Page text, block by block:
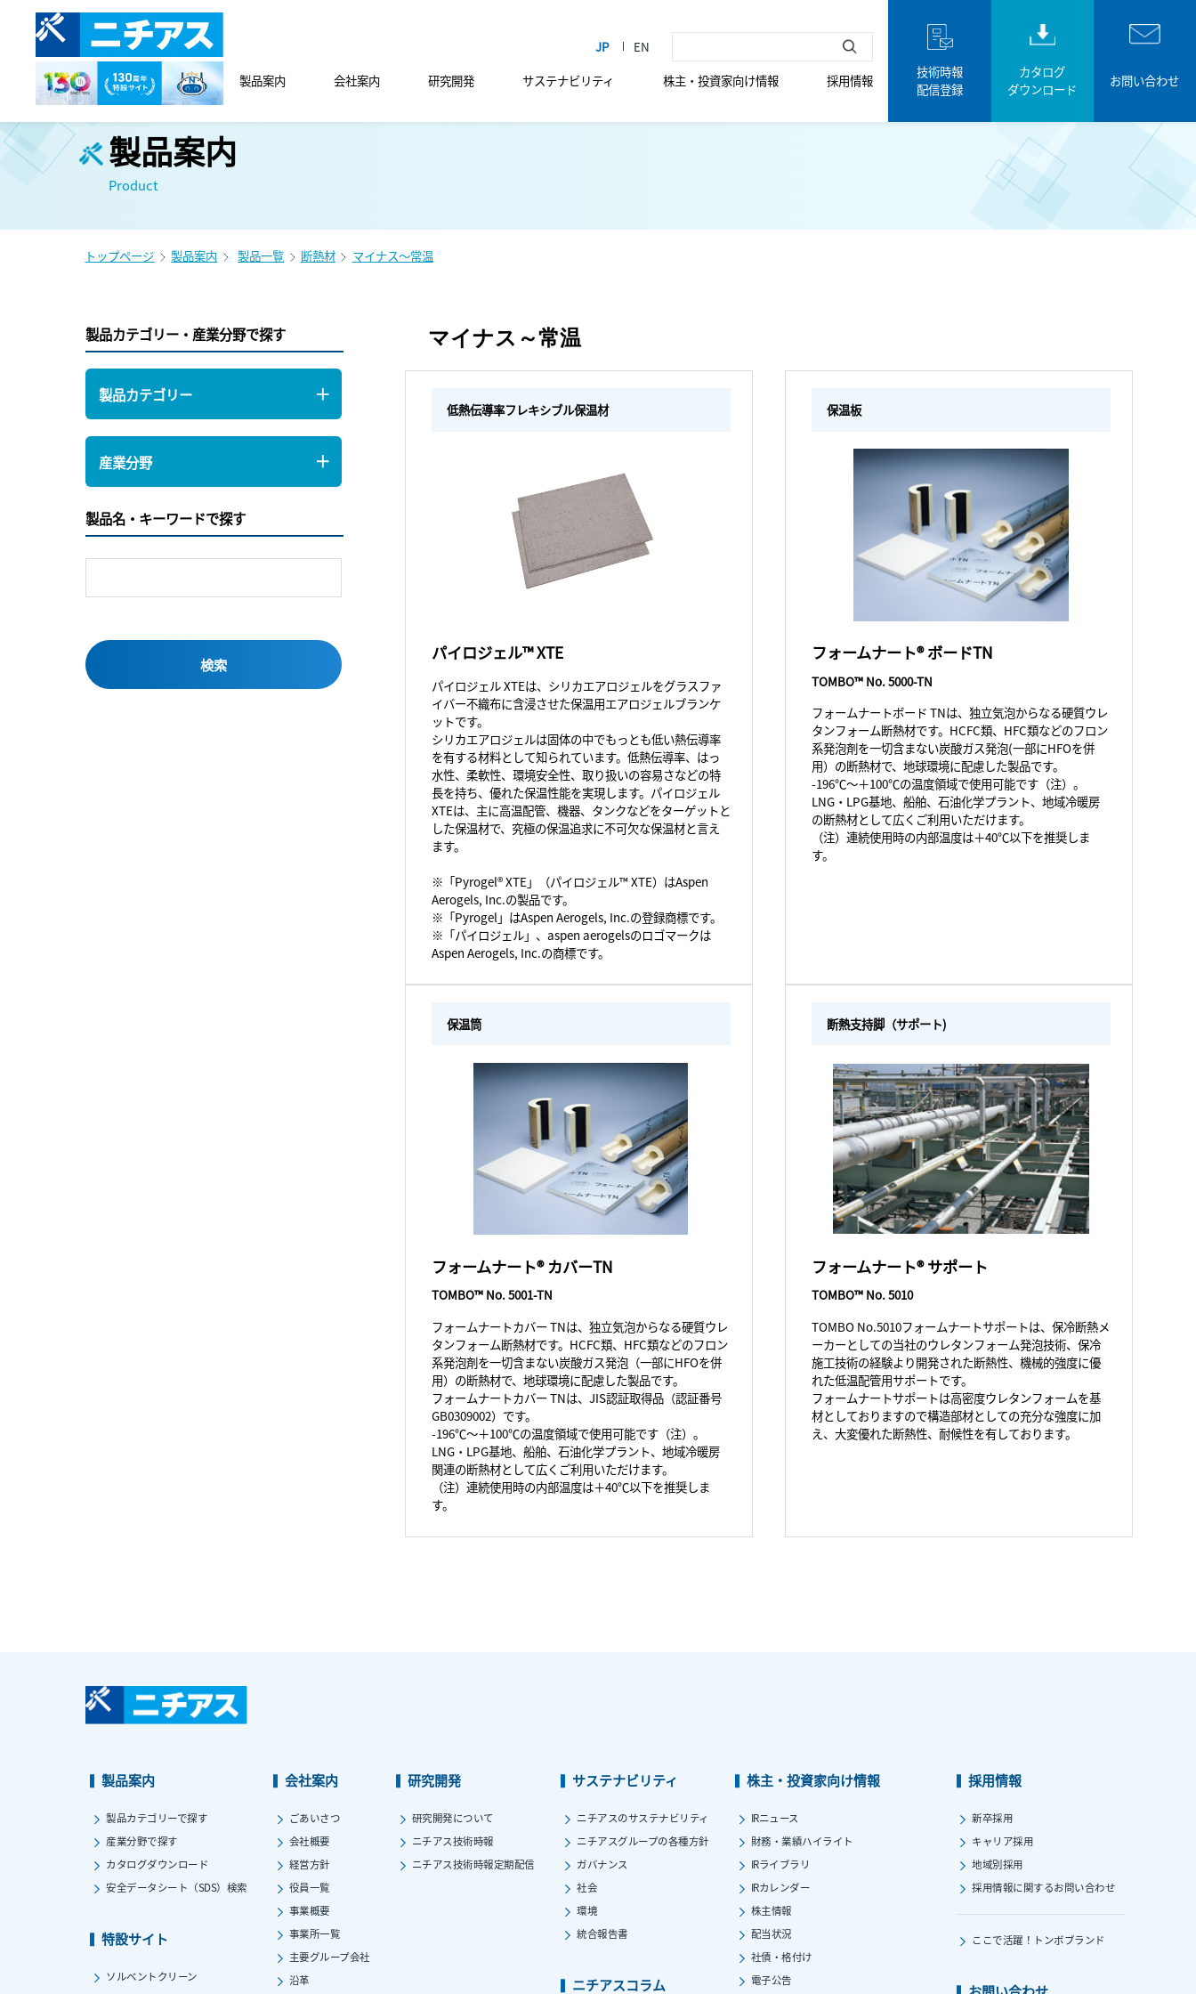
製品案内 会社案内 研究開発 サステナビリティ 株主・投資家向け情報 採用情報
技術時報
配信登録
カタログ
ダウンロード
お問い合わせ
製品案内
Product
トップページ 製品案内 製品一覧 断熱材 マイナス～常温
製品カテゴリー・産業分野で探す
製品カテゴリー
産業分野
製品名・キーワードで探す
マイナス～常温
低熱伝導率フレキシブル保温材
パイロジェル™ XTE
パイロジェル XTEは、シリカエアロジェルをグラスファ
イバー不織布に含浸させた保温用エアロジェルブランケ
ットです。
シリカエアロジェルは固体の中でもっとも低い熱伝導率
を有する材料として知られています。低熱伝導率、はっ
水性、柔軟性、環境安全性、取り扱いの容易さなどの特
長を持ち、優れた保温性能を実現します。パイロジェル
XTEは、主に高温配管、機器、タンクなどをターゲットと
した保温材で、究極の保温追求に不可欠な保温材と言え
ます。
※「Pyrogel® XTE」（パイロジェル™ XTE）はAspen
Aerogels, Inc.の製品です。
※「Pyrogel」はAspen Aerogels, Inc.の登録商標です。
※「パイロジェル」、aspen aerogelsのロゴマークは
Aspen Aerogels, Inc.の商標です。
保温板
フォームナート® ボードTN
TOMBO™ No. 5000-TN
フォームナートボード TNは、独立気泡からなる硬質ウレ
タンフォーム断熱材です。HCFC類、HFC類などのフロン
系発泡剤を一切含まない炭酸ガス発泡(一部にHFOを併
用）の断熱材で、地球環境に配慮した製品です。
-196℃～＋100℃の温度領域で使用可能です（注）。
LNG・LPG基地、船舶、石油化学プラント、地域冷暖房
の断熱材として広くご利用いただけます。
（注）連続使用時の内部温度は＋40℃以下を推奨しま
す。
保温筒
フォームナート® カバーTN
TOMBO™ No. 5001-TN
フォームナートカバー TNは、独立気泡からなる硬質ウレ
タンフォーム断熱材です。HCFC類、HFC類などのフロン
系発泡剤を一切含まない炭酸ガス発泡（一部にHFOを併
用）の断熱材で、地球環境に配慮した製品です。
フォームナートカバー TNは、JIS認証取得品（認証番号
GB0309002）です。
-196℃～＋100℃の温度領域で使用可能です（注）。
LNG・LPG基地、船舶、石油化学プラント、地域冷暖房
関連の断熱材として広くご利用いただけます。
（注）連続使用時の内部温度は＋40℃以下を推奨しま
す。
断熱支持脚（サポート)
フォームナート® サポート
TOMBO™ No. 5010
TOMBO No.5010フォームナートサポートは、保冷断熱メ
ーカーとしての当社のウレタンフォーム発泡技術、保冷
施工技術の経験より開発された断熱性、機械的強度に優
れた低温配管用サポートです。
フォームナートサポートは高密度ウレタンフォームを基
材としておりますので構造部材としての充分な強度に加
え、大変優れた断熱性、耐候性を有しております。
製品案内
製品カテゴリーで探す
産業分野で探す
カタログダウンロード
安全データシート（SDS）検索
特設サイト
ソルベントクリーン
会社案内
ごあいさつ
会社概要
経営方針
役員一覧
事業概要
事業所一覧
主要グループ会社
沿革
研究開発
研究開発について
ニチアス技術時報
ニチアス技術時報定期配信
サステナビリティ
ニチアスのサステナビリティ
ニチアスグループの各種方針
ガバナンス
社会
環境
統合報告書
ニチアスコラム
株主・投資家向け情報
IRニュース
財務・業績ハイライト
IRライブラリ
IRカレンダー
株主情報
配当状況
社債・格付け
電子公告
採用情報
新卒採用
キャリア採用
地域別採用
採用情報に関するお問い合わせ
ここで活躍！ トンボブランド